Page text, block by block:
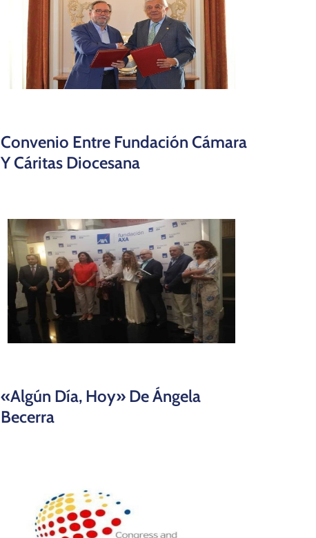
Convenio Entre Fundación Cámara
Y Cáritas Diocesana
«Algún Día, Hoy» De Ángela
Becerra